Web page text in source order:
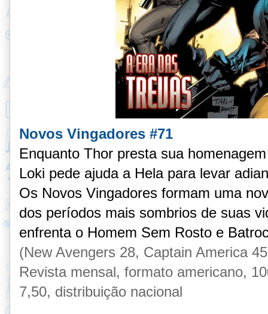
Novos Vingadores #71
Enquanto Thor presta sua
Loki pede ajuda a Hela para levar
Os Novos Vingadores formam uma
dos períodos mais sombrios de suas
enfrenta o Homem Sem Rosto e
(New Avengers 28, Captain America
Revista mensal, formato americano,
7,50, distribuição nacional